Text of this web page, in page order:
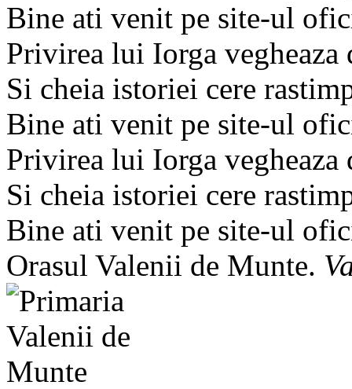
Bine ati venit pe site-ul
Privirea lui Iorga
Si cheia istoriei cere
Bine ati venit pe site-ul
Privirea lui Iorga
Si cheia istoriei cere
Bine ati venit pe site-ul
Orasul Valenii de Munte.